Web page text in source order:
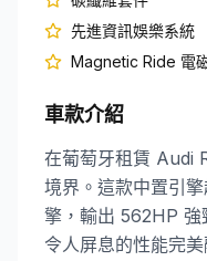
先進資訊娛樂系統
Magnetic Ride 電
車款介紹
在葡萄牙租賃 Audi
境界。這款中置引
擎，輸出 562HP
令人屏息的性能完